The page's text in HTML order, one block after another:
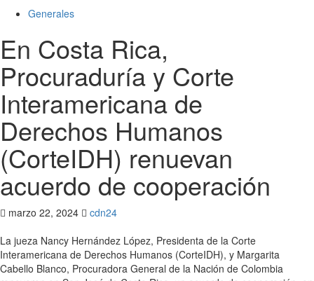
Generales
En Costa Rica,
Procuraduría y Corte
Interamericana de
Derechos Humanos
(CorteIDH) renuevan
acuerdo de cooperación
marzo 22, 2024
cdn24
La jueza Nancy Hernández López, Presidenta de la Corte
Interamericana de Derechos Humanos (CorteIDH), y Margarita
Cabello Blanco, Procuradora General de la Nación de Colombia